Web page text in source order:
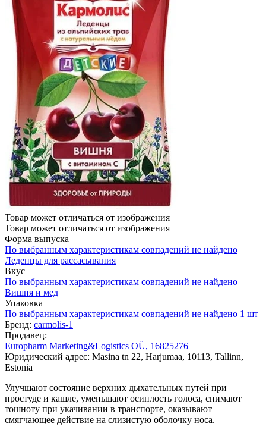
Товар может отличаться от изображения
Товар может отличаться от изображения
Форма выпуска
По выбранным характеристикам совпадений не найдено
Леденцы для рассасывания
Вкус
По выбранным характеристикам совпадений не найдено
Вишня и мед
Упаковка
По выбранным характеристикам совпадений не найдено 1 шт
Бренд: carmolis-1
Продавец:
Europharm Marketing&Logistics OÜ, 16825276
Юридический адрес: Masina tn 22, Harjumaa, 10113, Tallinn,
Estonia
Улучшают состояние верхних дыхательных путей при
простуде и кашле, уменьшают осиплость голоса, снимают
тошноту при укачивании в транспорте, оказывают
смягчающее действие на слизистую оболочку носа.